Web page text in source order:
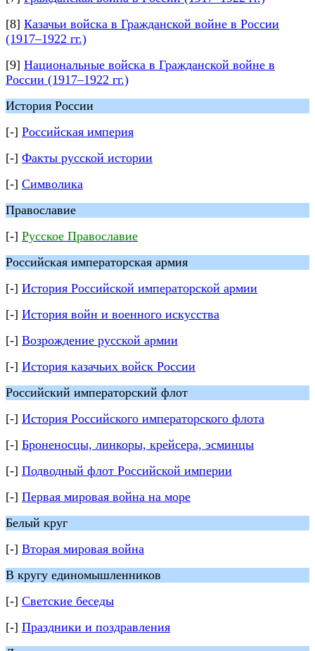
[8] Казачьи войска в Гражданской войне в России
(1917–1922 гг.)
[9] Национальные войска в Гражданской войне в
России (1917–1922 гг.)
История России
[-] Российская империя
[-] Факты русской истории
[-] Символика
Православие
[-] Русское Православие
Российская императорская армия
[-] История Российской императорской армии
[-] История войн и военного искусства
[-] Возрождение русской армии
[-] История казачьих войск России
Российский императорский флот
[-] История Российского императорского флота
[-] Броненосцы, линкоры, крейсера, эсминцы
[-] Подводный флот Российской империи
[-] Первая мировая война на море
Белый круг
[-] Вторая мировая война
В кругу единомышленников
[-] Светские беседы
[-] Праздники и поздравления